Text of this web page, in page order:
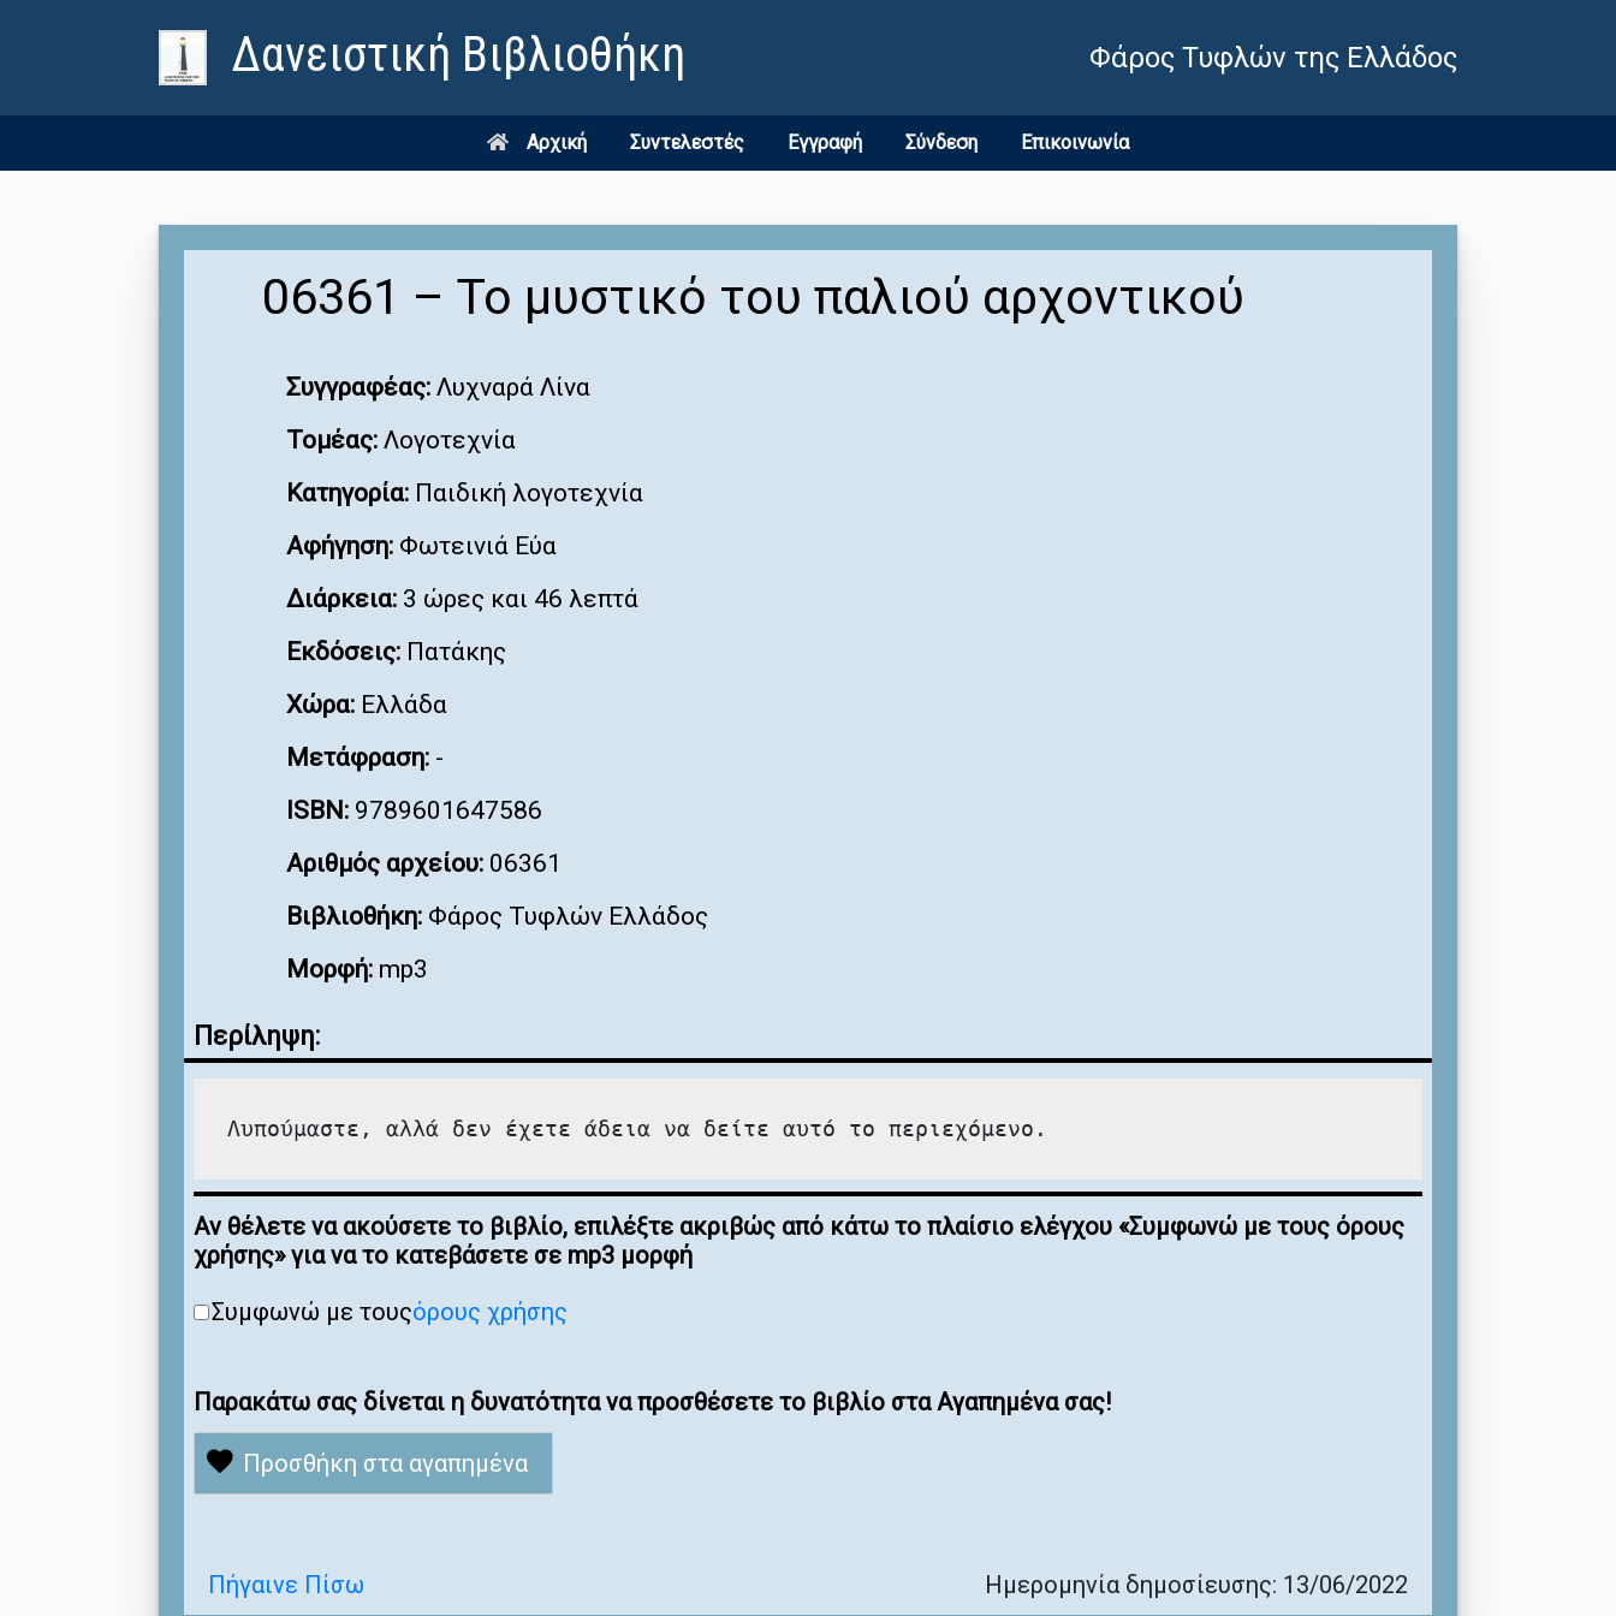
Δανειστική Βιβλιοθήκη Φάρος Τυφλών της Ελλάδος
Αρχική Συντελεστές Εγγραφή Σύνδεση Επικοινωνία
06361 – Το μυστικό του παλιού αρχοντικού
Συγγραφέας: Λυχναρά Λίνα
Τομέας: Λογοτεχνία
Κατηγορία: Παιδική λογοτεχνία
Αφήγηση: Φωτεινιά Εύα
Διάρκεια: 3 ώρες και 46 λεπτά
Εκδόσεις: Πατάκης
Χώρα: Ελλάδα
Μετάφραση: -
ISBN: 9789601647586
Αριθμός αρχείου: 06361
Βιβλιοθήκη: Φάρος Τυφλών Ελλάδος
Μορφή: mp3
Περίληψη:
Λυπούμαστε, αλλά δεν έχετε άδεια να δείτε αυτό το περιεχόμενο.
Αν θέλετε να ακούσετε το βιβλίο, επιλέξτε ακριβώς από κάτω το πλαίσιο ελέγχου «Συμφωνώ με τους όρους
χρήσης» για να το κατεβάσετε σε mp3 μορφή
Συμφωνώ με τουςόρους χρήσης
Παρακάτω σας δίνεται η δυνατότητα να προσθέσετε το βιβλίο στα Αγαπημένα σας!
Προσθήκη στα αγαπημένα
Πήγαινε Πίσω Ημερομηνία δημοσίευσης: 13/06/2022